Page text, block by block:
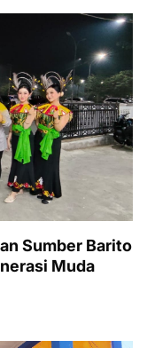
Sumber Barito
Muda